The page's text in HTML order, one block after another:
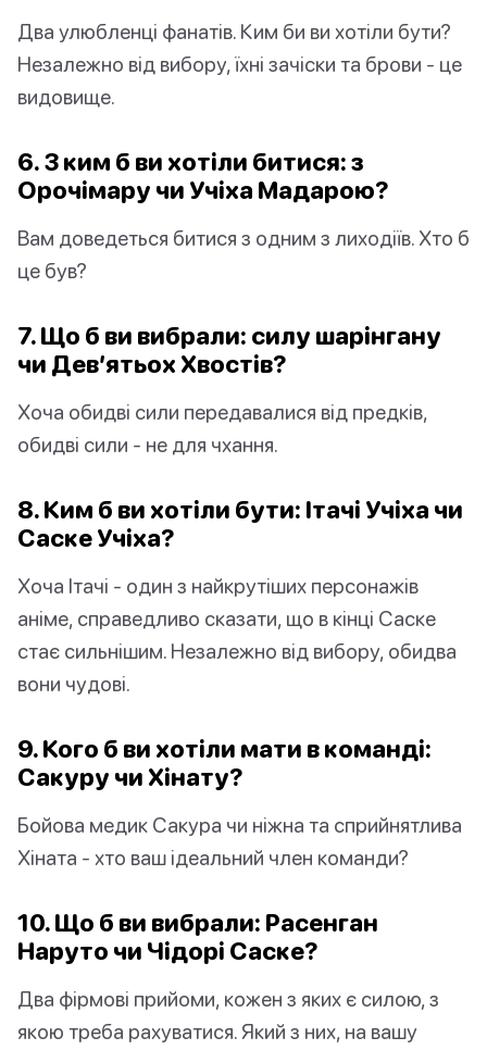
Два улюбленці фанатів. Ким би ви хотіли бути?
Незалежно від вибору, їхні зачіски та брови - це
видовище.
6. З ким б ви хотіли битися: з
Орочімару чи Учіха Мадарою?
Вам доведеться битися з одним з лиходіїв. Хто б
це був?
7. Що б ви вибрали: силу шарінгану
чи Дев’ятьох Хвостів?
Хоча обидві сили передавалися від предків,
обидві сили - не для чхання.
8. Ким б ви хотіли бути: Ітачі Учіха чи
Саске Учіха?
Хоча Ітачі - один з найкрутіших персонажів
аніме, справедливо сказати, що в кінці Саске
стає сильнішим. Незалежно від вибору, обидва
вони чудові.
9. Кого б ви хотіли мати в команді:
Сакуру чи Хінату?
Бойова медик Сакура чи ніжна та сприйнятлива
Хіната - хто ваш ідеальний член команди?
10. Що б ви вибрали: Расенган
Наруто чи Чідорі Саске?
Два фірмові прийоми, кожен з яких є силою, з
якою треба рахуватися. Який з них, на вашу